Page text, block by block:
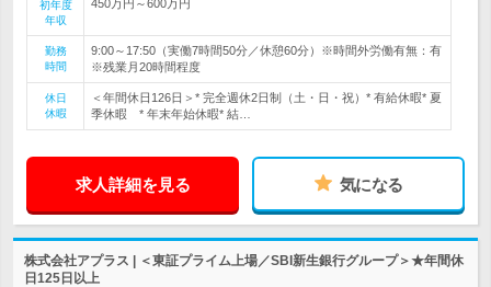
初年度
年収
450万円～600万円
勤務
時間
9:00～17:50（実働7時間50分／休憩60分）※時間外労働有無：有
※残業月20時間程度
休日
休暇
＜年間休日126日＞* 完全週休2日制（土・日・祝）* 有給休暇* 夏
季休暇 * 年末年始休暇* 結…
求人詳細を見る 気になる
株式会社アプラス | ＜東証プライム上場／SBI新生銀行グループ＞★年間休
日125日以上